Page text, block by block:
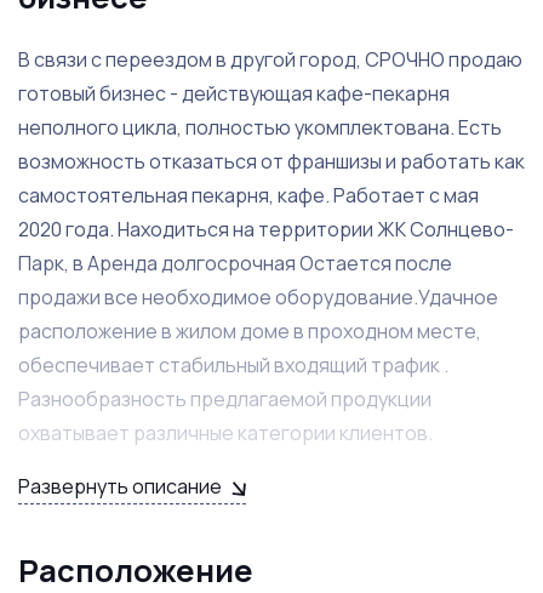
В связи с переездом в другой город, СРОЧНО продаю
готовый бизнес - действующая кафе-пекарня
неполного цикла, полностью укомплектована. Есть
возможность отказаться от франшизы и работать как
самостоятельная пекарня, кафе. Работает с мая
2020 года. Находиться на территории ЖК Солнцево-
Парк, в Аренда долгосрочная Остается после
продажи все необходимое оборудование.Удачное
расположение в жилом доме в проходном месте,
обеспечивает стабильный входящий трафик .
Разнообразность предлагаемой продукции
охватывает различные категории клиентов.
финансовые показатели готова предоставить
увеличения прибыли. Полная постпродажное
Развернуть описание
Расположение